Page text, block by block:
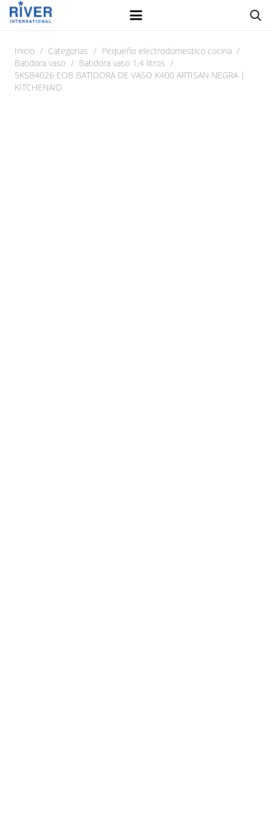
Inicio / Categorias / Pequeño electrodomestico cocina /
Batidora vaso / Batidora vaso 1,4 litros /
5KSB4026 EOB BATIDORA DE VASO K400 ARTISAN NEGRA |
KITCHENAID